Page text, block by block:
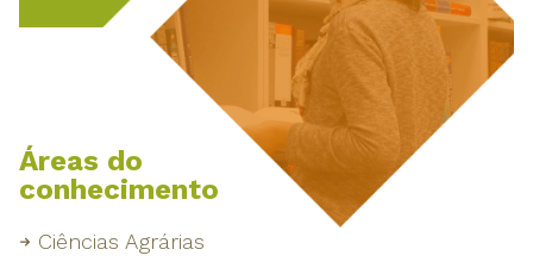
Áreas do
conhecimento
Ciências Agrárias